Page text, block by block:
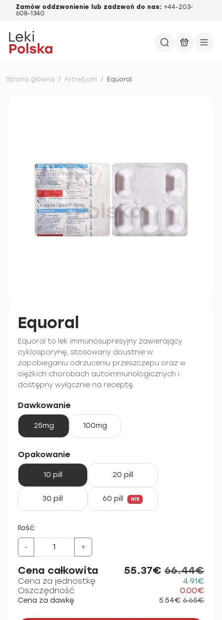
Zamów oddzwonienie lub zadzwoń do nas: +44-203-
608-1340
Strona główna / Artretyzm / Equoral
Equoral
Equoral to lek immunosupresyjny zawierający
cyklosporynę, stosowany doustnie w
zapobieganiu odrzuceniu przeszczepu oraz w
ciężkich chorobach autoimmunologicznych i
dostępny wyłącznie na receptę.
Dawkowanie
25mg 100mg
Opakowanie
10 pill 20 pill
30 pill 60 pill Hit
Ilość:
- +
Cena całkowita 55.37€ 66.44€
Cena za jednostkę
4.91€
Oszczędność
0.00€
Cena za dawkę 5.54€ 6.65€